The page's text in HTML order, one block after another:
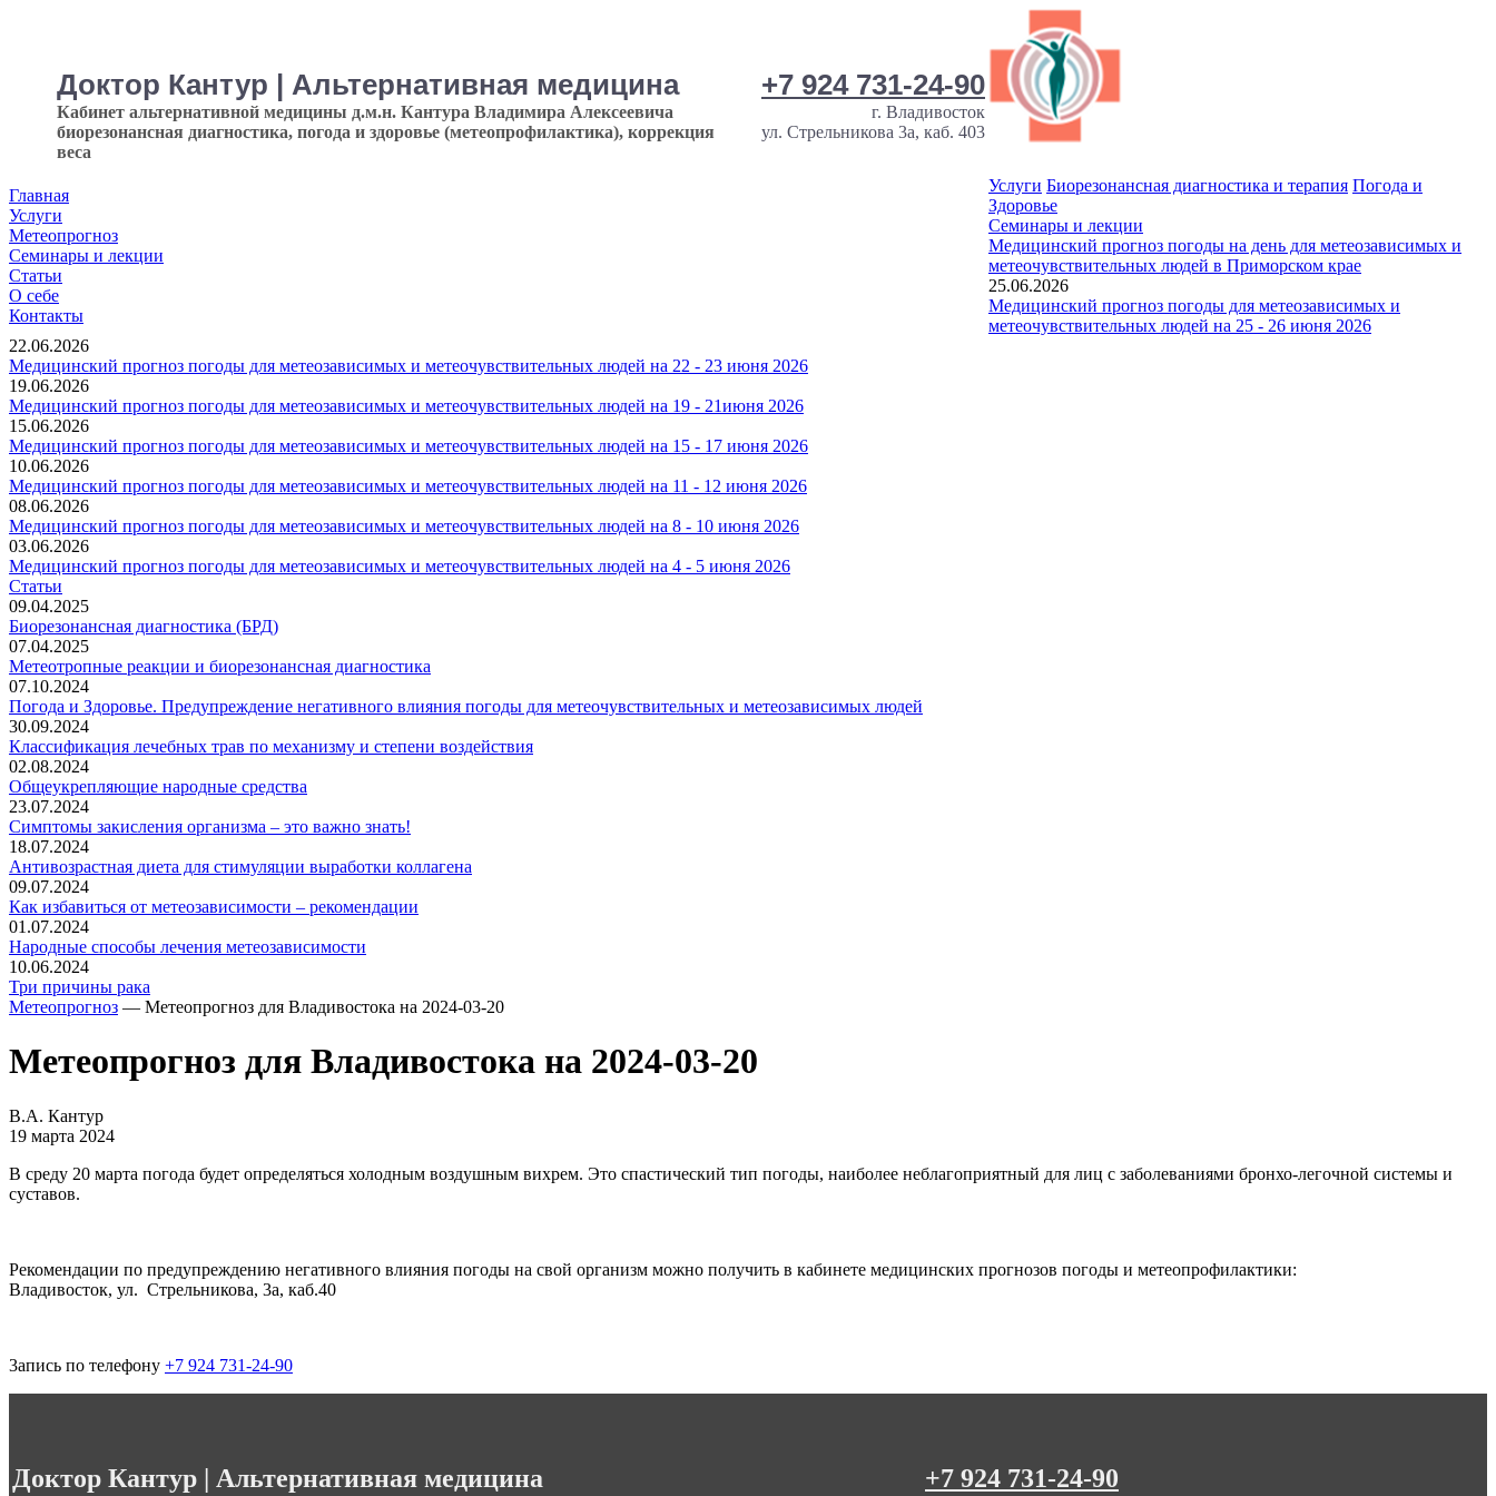
Доктор Кантур | Альтернативная медицина
Кабинет альтернативной медицины д.м.н. Кантура Владимира Алексеевича
биорезонансная диагностика, погода и здоровье (метеопрофилактика), коррекция
веса
+7 924 731-24-90
г. Владивосток
ул. Стрельникова 3а, каб. 403
Главная
Услуги
Метеопрогноз
Семинары и лекции
Статьи
О себе
Контакты
Услуги Биорезонансная диагностика и терапия Погода и
Здоровье
Семинары и лекции
Медицинский прогноз погоды на день для метеозависимых и
метеочувствительных людей в Приморском крае
25.06.2026
Медицинский прогноз погоды для метеозависимых и
метеочувствительных людей на 25 - 26 июня 2026
22.06.2026
Медицинский прогноз погоды для метеозависимых и метеочувствительных людей на 22 - 23 июня 2026
19.06.2026
Медицинский прогноз погоды для метеозависимых и метеочувствительных людей на 19 - 21июня 2026
15.06.2026
Медицинский прогноз погоды для метеозависимых и метеочувствительных людей на 15 - 17 июня 2026
10.06.2026
Медицинский прогноз погоды для метеозависимых и метеочувствительных людей на 11 - 12 июня 2026
08.06.2026
Медицинский прогноз погоды для метеозависимых и метеочувствительных людей на 8 - 10 июня 2026
03.06.2026
Медицинский прогноз погоды для метеозависимых и метеочувствительных людей на 4 - 5 июня 2026
Статьи
09.04.2025
Биорезонансная диагностика (БРД)
07.04.2025
Метеотропные реакции и биорезонансная диагностика
07.10.2024
Погода и Здоровье. Предупреждение негативного влияния погоды для метеочувствительных и метеозависимых людей
30.09.2024
Классификация лечебных трав по механизму и степени воздействия
02.08.2024
Общеукрепляющие народные средства
23.07.2024
Симптомы закисления организма – это важно знать!
18.07.2024
Антивозрастная диета для стимуляции выработки коллагена
09.07.2024
Как избавиться от метеозависимости – рекомендации
01.07.2024
Народные способы лечения метеозависимости
10.06.2024
Три причины рака
Метеопрогноз — Метеопрогноз для Владивостока на 2024-03-20
Метеопрогноз для Владивостока на 2024-03-20
В.А. Кантур
19 марта 2024
В среду 20 марта погода будет определяться холодным воздушным вихрем. Это спастический тип погоды, наиболее неблагоприятный для лиц с заболеваниями бронхо-легочной системы и
суставов.
Рекомендации по предупреждению негативного влияния погоды на свой организм можно получить в кабинете медицинских прогнозов погоды и метеопрофилактики:
Владивосток, ул. Стрельникова, 3а, каб.40
3апись по телефону +7 924 731-24-90
Доктор Кантур | Альтернативная медицина +7 924 731-24-90